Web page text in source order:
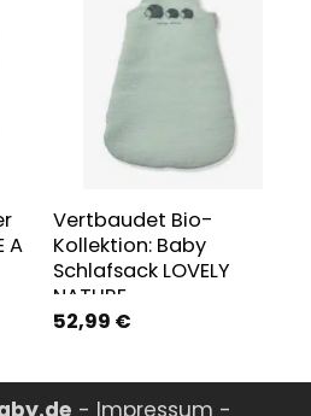
A
Vertbaudet Bio-
Kollektion: Baby
Schlafsack LOVELY
NATURE
52,99 €